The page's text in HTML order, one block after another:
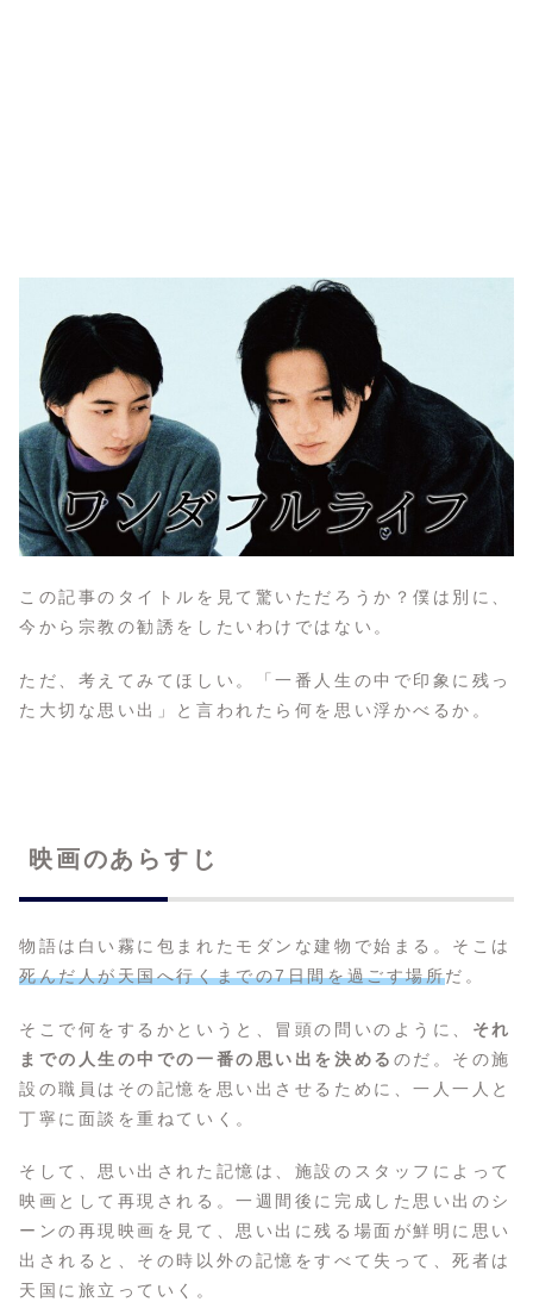
この記事のタイトルを見て驚いただろうか？僕は別に、
今から宗教の勧誘をしたいわけではない。
ただ、考えてみてほしい。「一番人生の中で印象に残っ
た大切な思い出」と言われたら何を思い浮かべるか。
映画のあらすじ
物語は白い霧に包まれたモダンな建物で始まる。そこは
死んだ人が天国へ行くまでの7日間を過ごす場所だ。
そこで何をするかというと、冒頭の問いのように、 それ
までの人生の中での一番の思い出を決める のだ。その施
設の職員はその記憶を思い出させるために、一人一人と
丁寧に面談を重ねていく。
そして、思い出された記憶は、施設のスタッフによって
映画として再現される。一週間後に完成した思い出のシ
ーンの再現映画を見て、思い出に残る場面が鮮明に思い
出されると、その時以外の記憶をすべて失って、死者は
天国に旅立っていく。